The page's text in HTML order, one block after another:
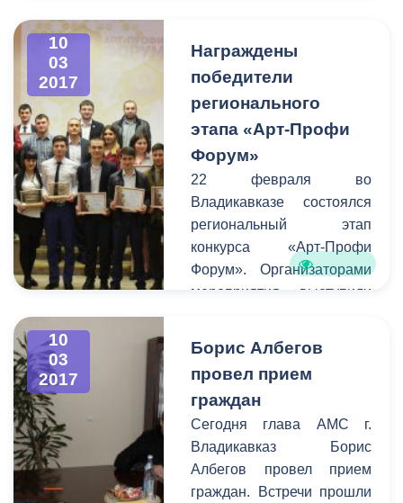
Павленко молодые
актеры и режиссеры
смогут воплощать свои
самые смелые творческие
идеи и замыслы.
Накануне на этой сцене
прошло первое
мероприятие - премьера
спектакля «Лейтенант с
острова Инишмор»
ирландского драматурга
Мартина Макдонаха.
10
03
2017
Награждены
победители
регионального
этапа «Арт-Профи
Форум»
22 февраля во
Владикавказе состоялся
региональный этап
конкурса «Арт-Профи
Форум». Организаторами
мероприятия выступили
Молодёжи и Комитет
молодежной политики,
физической культуры и
спорта АМС. В
соревновании приняли
участие студенты 16-ти
республиканских
10
03
2017
Борис Албегов
провел прием
граждан
Сегодня глава АМС г.
Владикавказ Борис
Албегов провел прием
граждан. Встречи прошли